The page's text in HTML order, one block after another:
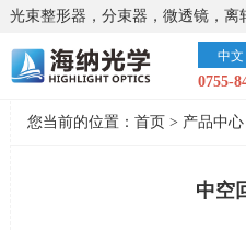
光束整形器，分束器，微透镜，离
太阳能模拟器，显微镜载物台，
晶体
中文
0755-
您当前的位置： 首页 > 产品中心
中空